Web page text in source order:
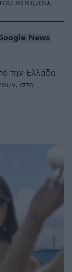
κόσμου.
News
την Ελλάδα
στο